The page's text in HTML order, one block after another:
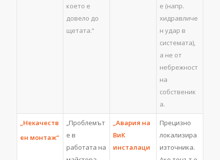
което е
довело до
щетата.“
е (напр.
хидравличе
н удар в
системата),
а не от
небрежност
на
собственик
а.
„Некачеств
ен монтаж“
„Проблемът
е в
работата на
„Авария на
ВиК
инсталаци
Прецизно
локализира
източника.